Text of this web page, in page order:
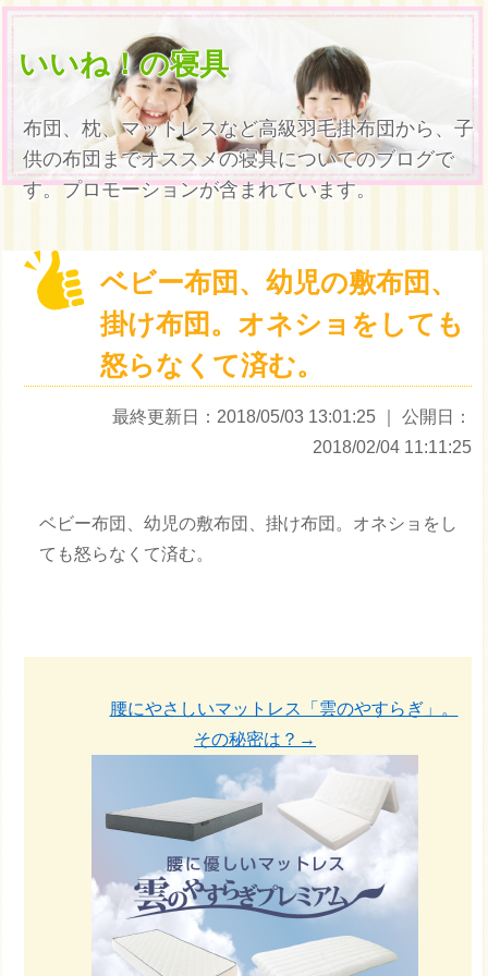
いいね！の寝具
布団、枕、マットレスなど高級羽毛掛布団から、子
供の布団までオススメの寝具についてのブログで
す。プロモーションが含まれています。
ベビー布団、幼児の敷布団、
掛け布団。オネショをしても
怒らなくて済む。
最終更新日：2018/05/03 13:01:25 ｜ 公開日：
2018/02/04 11:11:25
ベビー布団、幼児の敷布団、掛け布団。オネショをし
ても怒らなくて済む。
腰にやさしいマットレス「雲のやすらぎ」。
その秘密は？→